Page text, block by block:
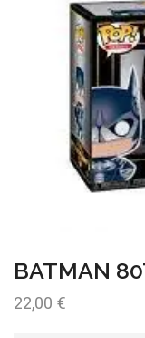
BATMAN
22,00 €